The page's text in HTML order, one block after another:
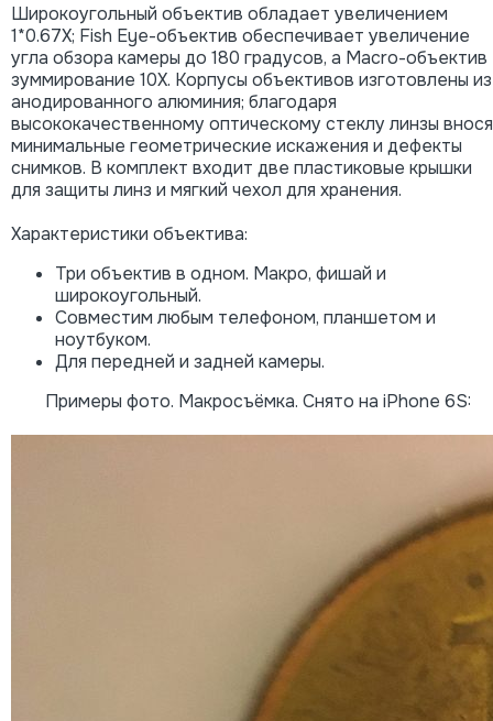
Широкоугольный объектив обладает увеличением
1*0.67X; Fish Eye-объектив обеспечивает увеличение
угла обзора камеры до 180 градусов, а Macro-объектив
зуммирование 10X. Корпусы объективов изготовлены из
анодированного алюминия; благодаря
высококачественному оптическому стеклу линзы
минимальные геометрические искажения и дефекты
снимков. В комплект входит две пластиковые крышки
для защиты линз и мягкий чехол для хранения.
Характеристики объектива:
Три объектив в одном. Макро, фишай и
широкоугольный.
Совместим любым телефоном, планшетом и
ноутбуком.
Для передней и задней камеры.
Примеры фото. Макросъёмка. Снято на iPhone 6S: